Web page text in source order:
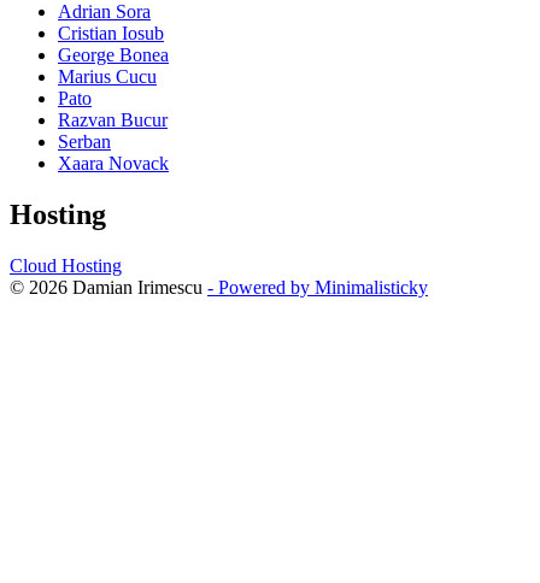
Adrian Sora
Cristian Iosub
George Bonea
Marius Cucu
Pato
Razvan Bucur
Serban
Xaara Novack
Hosting
Cloud Hosting
© 2026 Damian Irimescu - Powered by Minimalisticky